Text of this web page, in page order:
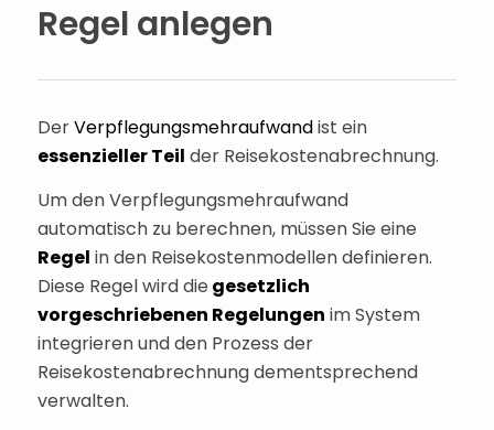
Regel anlegen
DerVerpflegungsmehraufwandist ein
essenzieller Teil der Reisekostenabrechnung.
Um den Verpflegungsmehraufwand
automatisch zu berechnen, müssen Sie eine
Regel in den Reisekostenmodellen definieren.
Diese Regel wird die gesetzlich
vorgeschriebenen Regelungen im System
integrieren und den Prozess der
Reisekostenabrechnung dementsprechend
verwalten.